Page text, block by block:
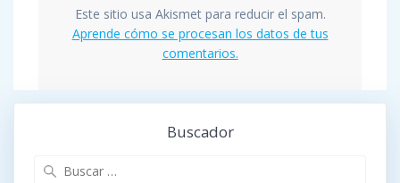
Este sitio usa Akismet para reducir el spam.
Aprende cómo se procesan los datos de tus
comentarios.
Buscador